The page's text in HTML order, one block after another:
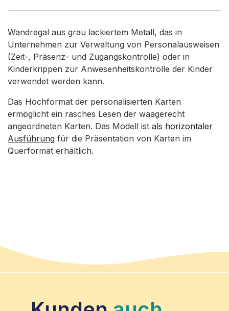
Wandregal aus grau lackiertem Metall, das in
Unternehmen zur Verwaltung von Personalausweisen
(Zeit-, Präsenz- und Zugangskontrolle) oder in
Kinderkrippen zur Anwesenheitskontrolle der Kinder
verwendet werden kann.
Das Hochformat der personalisierten Karten
ermöglicht ein rasches Lesen der waagerecht
angeordneten Karten. Das Modell ist als horizontaler
Ausführung für die Präsentation von Karten im
Querformat erhältlich.